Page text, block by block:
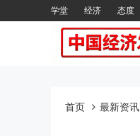
学堂 经济 态度
首页 最新资讯